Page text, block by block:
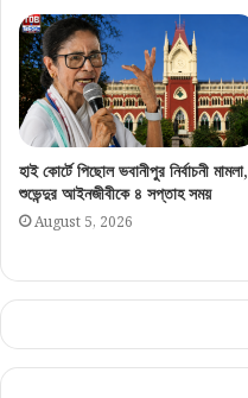
হাই কোর্টে পিছোল ভবানীপুর নির্বাচনী মামলা,
শুভেন্দুর আইনজীবীকে ৪ সপ্তাহ সময়
August 5, 2026